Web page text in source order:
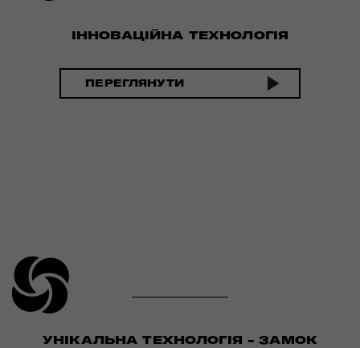
ІННОВАЦІЙНА ТЕХНОЛОГІЯ
ПЕРЕГЛЯНУТИ
УНІКАЛЬНА ТЕХНОЛОГІЯ - ЗАМОК